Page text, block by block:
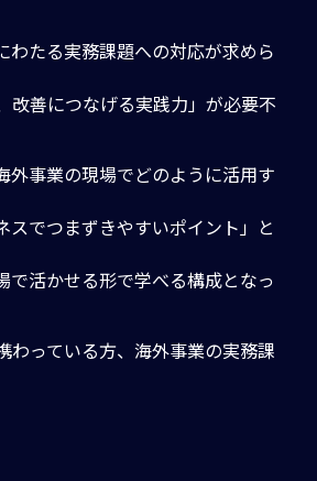
たる実務課題への対応が求めら
改善につなげる実践力」が必要不
外事業の現場でどのように活用す
でつまずきやすいポイント」と
活かせる形で学べる構成となっ
わっている方、海外事業の実務課